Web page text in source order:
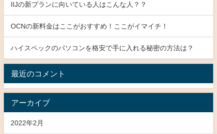
IIJの新プランに向いている人はこんな人？？
OCNの新料金はここがおすすめ！ここがイマイチ！
ハイスペックのパソコンを格安で手に入れる秘密の方法は？
最近のコメント
アーカイブ
2022年2月